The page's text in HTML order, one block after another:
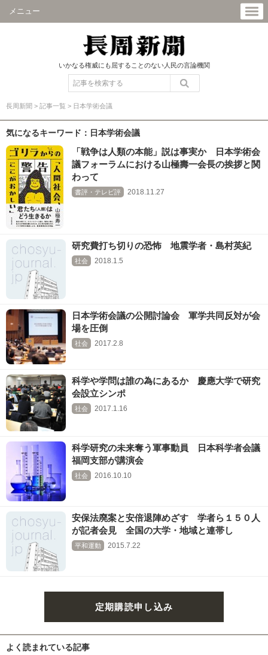
メニュー
いかなる権威にも屈することのない人民の言論機関
長周新聞 > 記事一覧 > 日本学術会議
気になるキーワード：日本学術会議
「戦争は人類の本能」説は事実か 日本学術会
議フォーラムにおける山極壽一会長の挨拶と関
わって
書評・テレビ評 2018.11.27
研究費打ち切りの恐怖 地震学者・島村英紀
社会 2018.1.5
日本学術会議の公開討論会 軍学共同反対が会
場を圧倒
社会 2017.2.8
科学や学問は誰の為にあるか 慶應大学で研究
会設立シンポ
社会 2017.1.16
科学研究の未来奪う軍事動員 日本科学者会議
福岡支部が講演会
社会 2016.10.10
安保法廃案と安倍退陣めざす 学者ら１５０人
が記者会見 全国の大学・地域と連帯し
平和運動 2015.7.22
定期購読申し込み
よく読まれている記事